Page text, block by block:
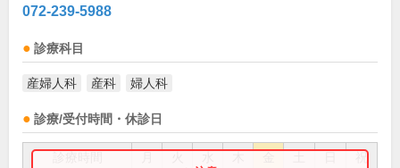
072-239-5988
診療科目
産婦人科 産科 婦人科
診療/受付時間・休診日
祝